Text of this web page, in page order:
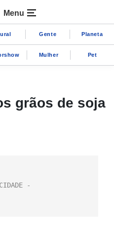
Menu
Gente Planeta
Mulher Pet
grãos de soja